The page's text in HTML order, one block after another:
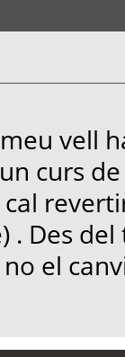
vell
curs
. Des
el